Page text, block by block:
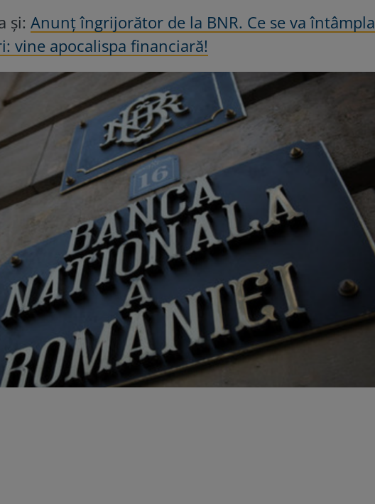
și: Anunţ îngrijorător de la BNR. Ce se va întâmpla
vine apocalispa financiară!